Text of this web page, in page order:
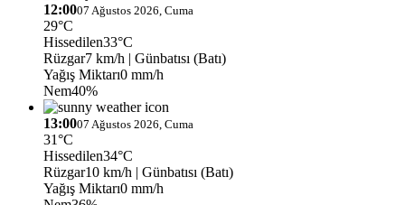
12:0007 Ağustos 2026, Cuma
29°C
Hissedilen33°C
Rüzgar7 km/h | Günbatısı (Batı)
Yağış Miktarı0 mm/h
Nem40%
13:0007 Ağustos 2026, Cuma
31°C
Hissedilen34°C
Rüzgar10 km/h | Günbatısı (Batı)
Yağış Miktarı0 mm/h